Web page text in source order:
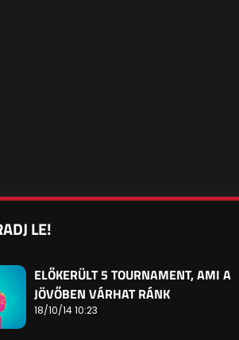
LE!
ELŐKERÜLT 5 TOURNAMENT, AMI A
JÖVŐBEN VÁRHAT RÁNK
18/10/14 10:23